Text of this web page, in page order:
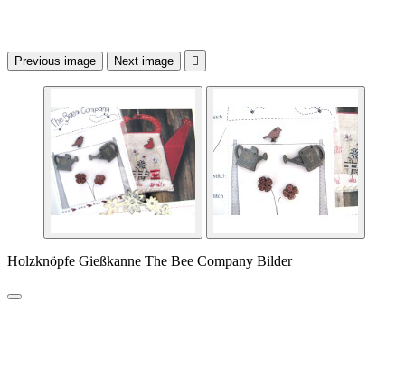
Previous image Next image 
Holzknöpfe Gießkanne The Bee Company Bilder